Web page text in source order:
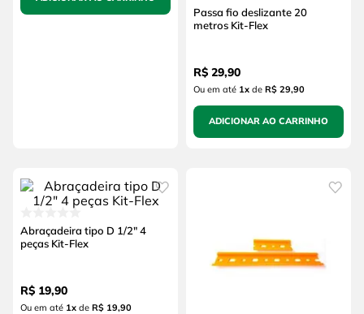
Passa fio deslizante 20
metros Kit-Flex
R$ 29,90
Ou em até 1xde R$ 29,90
ADICIONAR AO CARRINHO
Abraçadeira tipo D 1/2" 4
peças Kit-Flex
R$ 19,90
Ou em até 1xde R$ 19,90